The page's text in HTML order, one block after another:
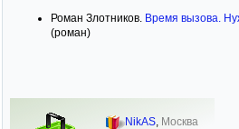
Роман Злотников. Время вызова.
(роман)
NikAS, Москва